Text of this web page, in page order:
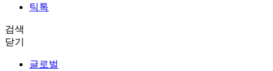
틱톡
검색
닫기
글로벌